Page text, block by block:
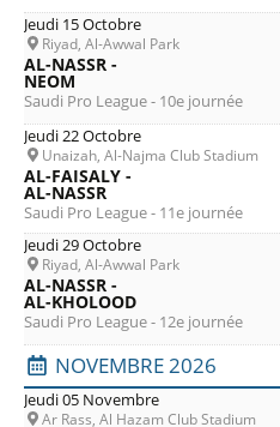
Jeudi 15 Octobre
Riyad, Al-Awwal Park
AL-NASSR -
NEOM
Saudi Pro League - 10e journée
Jeudi 22 Octobre
Unaizah, Al-Najma Club Stadium
AL-FAISALY -
AL-NASSR
Saudi Pro League - 11e journée
Jeudi 29 Octobre
Riyad, Al-Awwal Park
AL-NASSR -
AL-KHOLOOD
Saudi Pro League - 12e journée
NOVEMBRE 2026
Jeudi 05 Novembre
Ar Rass, Al Hazam Club Stadium